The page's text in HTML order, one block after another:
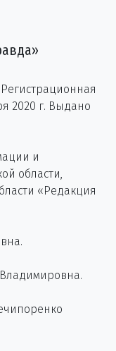
2020 г. Выдано
и
области,
«Редакция